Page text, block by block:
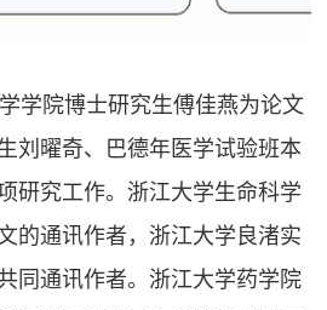
学院博士研究生傅佳燕为论文
刘曜奇、巴德年医学试验班本
研究工作。浙江大学生命科学
的通讯作者，浙江大学 良渚实
同通讯作者。浙江大学药学院